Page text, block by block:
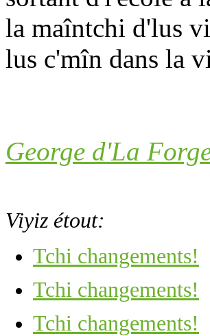
la maîntchi d'lus
lus c'mîn dans la
George d'La
Viyiz étout:
Tchi changements!
Tchi changements!
Tchi changements!